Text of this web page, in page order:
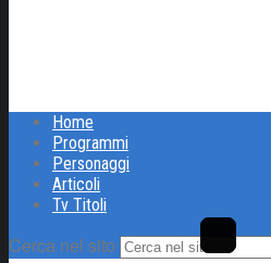
Home
Programmi
Personaggi
Articoli
Tv Titoli
Cerca nel sito